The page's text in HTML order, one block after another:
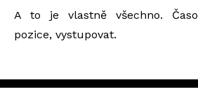
A to je vlastně všechno.
pozice, vystupovat.